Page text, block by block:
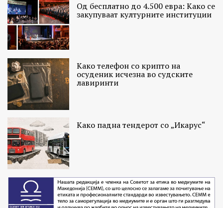
Од бесплатно до 4.500 евра: Како се
закупуваат културните институции
Како телефон со крипто на
осуденик исчезна во судските
лавиринти
Како падна тендерот со „Икарус“